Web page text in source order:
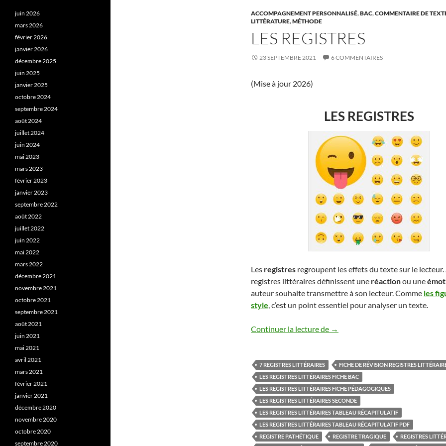
ACCOMPAGNEMENT PERSONNALISÉ,BAC,COMMENTAIRE DE
LITTÉRATURE,MÉTHODE
LES REGISTRES
23 SEPTEMBRE 2021 6 COMMENTAIRES
(Mise à jour 2026)
LES REGISTRES
Les registres regroupent les effets du texte sur le lecteur.
registres littéraires définissent une réactionou une
auteur souhaite transmettre à son lecteur. Comme les
style, c’est un point essentiel pour analyser un texte.
Continuer la lecture de LES REGISTRES
→
7 REGISTRES LITTÉRAIRES
FICHE DE RÉVISION REGISTRES
LES REGISTRES LITTÉRAIRES FICHE BAC
LES REGISTRES LITTÉRAIRES FICHE PÉDAGOGIQUES
LES REGISTRES LITTÉRAIRES SECONDE
LES REGISTRES LITTÉRAIRES TABLEAU RÉCAPITULATIF
LES REGISTRES LITTÉRAIRES TABLEAU RÉCAPITULATIF PDF
REGISTRE PATHÉTIQUE
REGISTRE TRAGIQUE
REGISTRES
juin 2026
mars 2026
février 2026
janvier 2026
décembre 2025
juin 2025
janvier 2025
octobre 2024
septembre 2024
août 2024
juillet 2024
juin 2024
mai 2023
mars 2023
février 2023
janvier 2023
septembre 2022
août 2022
juillet 2022
juin 2022
mai 2022
mars 2022
décembre 2021
novembre 2021
octobre 2021
septembre 2021
août 2021
juin 2021
mai 2021
avril 2021
mars 2021
février 2021
janvier 2021
décembre 2020
novembre 2020
octobre 2020
septembre 2020